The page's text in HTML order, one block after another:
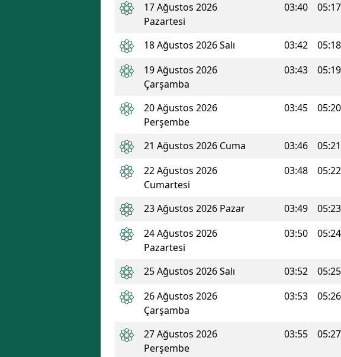
17 Ağustos 2026
Pazartesi
03:40 05:17
18 Ağustos 2026 Salı 03:42 05:18
19 Ağustos 2026
Çarşamba
03:43 05:19
20 Ağustos 2026
Perşembe
03:45 05:20
21 Ağustos 2026 Cuma 03:46 05:21
22 Ağustos 2026
Cumartesi
03:48 05:22
23 Ağustos 2026 Pazar 03:49 05:23
24 Ağustos 2026
Pazartesi
03:50 05:24
25 Ağustos 2026 Salı 03:52 05:25
26 Ağustos 2026
Çarşamba
03:53 05:26
27 Ağustos 2026
Perşembe
03:55 05:27